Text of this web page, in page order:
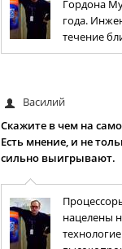
Гордона
года.
течение
Василий
Скажите в чем на
Есть мнение, и не
сильно выигрывают.
нацелены